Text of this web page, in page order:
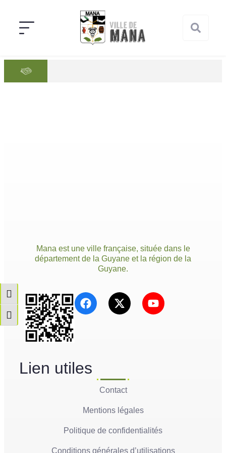
Passer en contraste élevé
Changer la taille de la police
Mana est une ville française, située dans le
département de la Guyane et la région de la
Guyane.
Lien utiles
Contact
Mentions légales
Politique de confidentialités
Conditions générales d’utilisations